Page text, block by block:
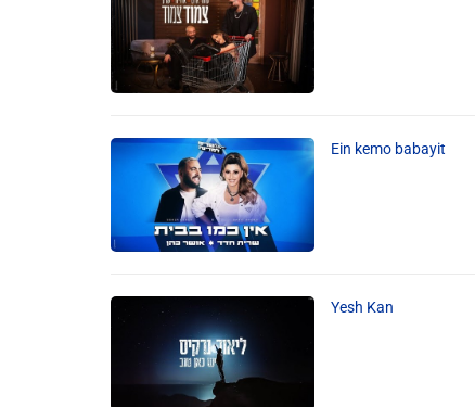
Ville de Nice
Département des Alpes Maritimes Ein kemo babayit
Yesh Kan